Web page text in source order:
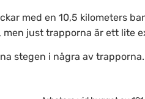
med en 10,5 kilometers
men just trapporna är ett lite
stegen i några av